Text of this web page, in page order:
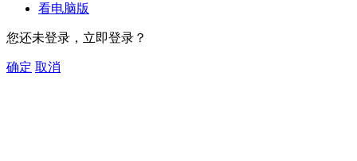
看电脑版
您还未登录，立即登录？
确定 取消